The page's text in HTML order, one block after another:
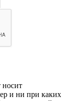
носит
и ни при каких